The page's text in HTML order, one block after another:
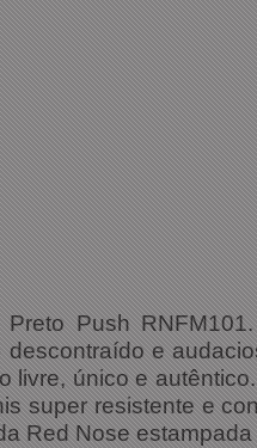
Push
descontraído e
livre, único e
super resistente e
Red Nose